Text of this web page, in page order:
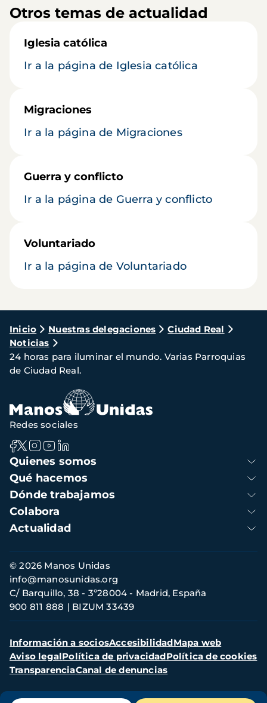
Otros temas de actualidad
Iglesia católica
Ir a la página de Iglesia católica
Migraciones
Ir a la página de Migraciones
Guerra y conflicto
Ir a la página de Guerra y conflicto
Voluntariado
Ir a la página de Voluntariado
Ruta
de
navegación
Inicio Nuestras delegaciones
Ciudad Real
Noticias
24 horas para iluminar el mundo. Varias Parroquias
de Ciudad Real.
Navegación
principal
Quienes somos
Qué hacemos
Dónde trabajamos
Colabora
Actualidad
Redes sociales
Información
de
contacto
© 2026 Manos Unidas
C/ Barquillo, 38 - 3º28004 - Madrid, España
900 811 888
BIZUM 33439
info@manosunidas.org
Menú
secundario
Información a sociosAccesibilidadMapa web
Aviso legalPolítica de privacidadPolítica de cookies
TransparenciaCanal de denuncias